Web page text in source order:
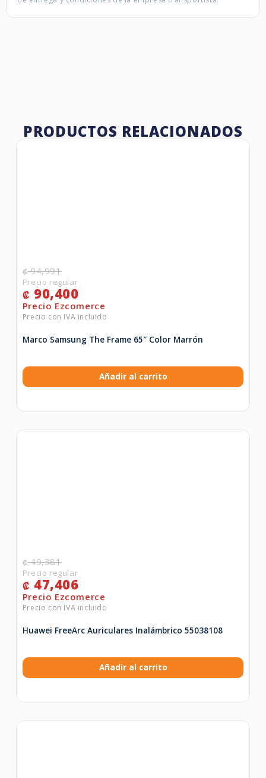
PRODUCTOS RELACIONADOS
₡94,991
₡ 90,400
Marco Samsung The Frame 65″ Color Marrón
Añadir al carrito
₡49,381
₡ 47,406
Huawei FreeArc Auriculares Inalámbrico 55038108
Añadir al carrito